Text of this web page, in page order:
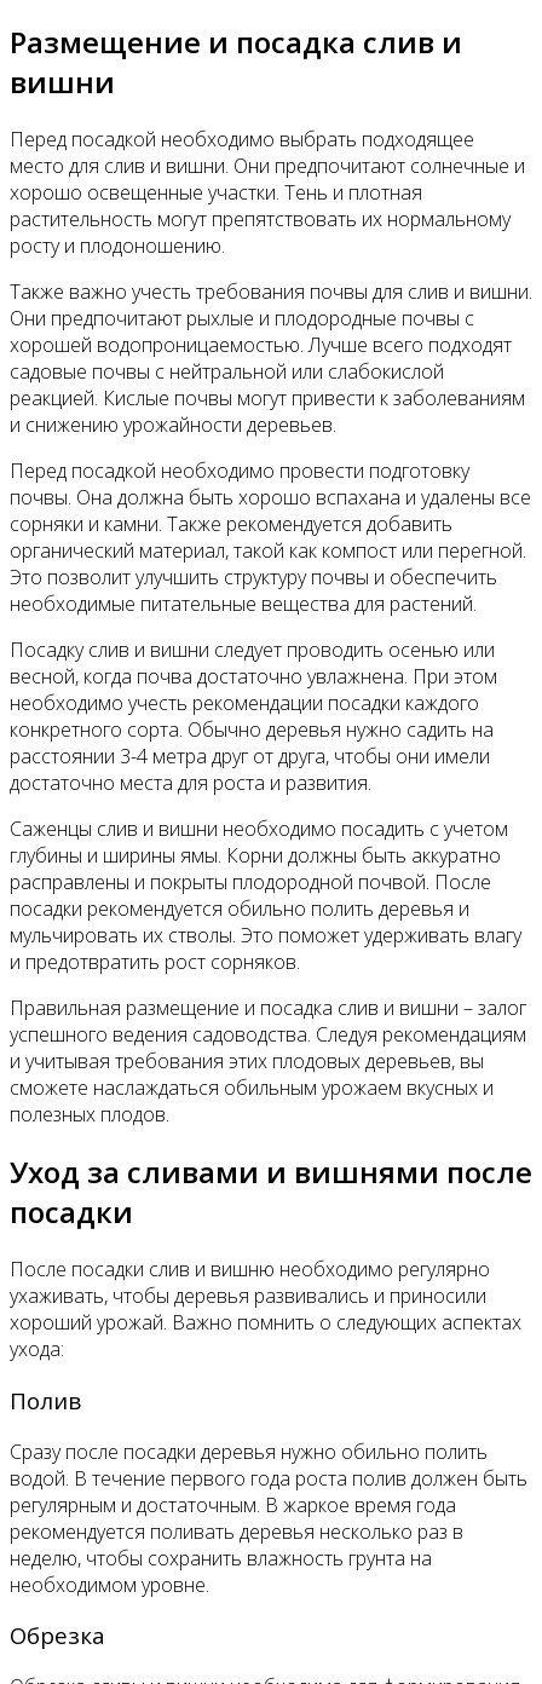
Размещение и посадка слив и
вишни
Перед посадкой необходимо выбрать подходящее
место для слив и вишни. Они предпочитают солнечные и
хорошо освещенные участки. Тень и плотная
растительность могут препятствовать их нормальному
росту и плодоношению.
Также важно учесть требования почвы для слив и вишни.
Они предпочитают рыхлые и плодородные почвы с
хорошей водопроницаемостью. Лучше всего подходят
садовые почвы с нейтральной или слабокислой
реакцией. Кислые почвы могут привести к заболеваниям
и снижению урожайности деревьев.
Перед посадкой необходимо провести подготовку
почвы. Она должна быть хорошо вспахана и удалены все
сорняки и камни. Также рекомендуется добавить
органический материал, такой как компост или перегной.
Это позволит улучшить структуру почвы и обеспечить
необходимые питательные вещества для растений.
Посадку слив и вишни следует проводить осенью или
весной, когда почва достаточно увлажнена. При этом
необходимо учесть рекомендации посадки каждого
конкретного сорта. Обычно деревья нужно садить на
расстоянии 3-4 метра друг от друга, чтобы они имели
достаточно места для роста и развития.
Саженцы слив и вишни необходимо посадить с учетом
глубины и ширины ямы. Корни должны быть аккуратно
расправлены и покрыты плодородной почвой. После
посадки рекомендуется обильно полить деревья и
мульчировать их стволы. Это поможет удерживать влагу
и предотвратить рост сорняков.
Правильная размещение и посадка слив и вишни – залог
успешного ведения садоводства. Следуя рекомендациям
и учитывая требования этих плодовых деревьев, вы
сможете наслаждаться обильным урожаем вкусных и
полезных плодов.
Уход за сливами и вишнями после
посадки
После посадки слив и вишню необходимо регулярно
ухаживать, чтобы деревья развивались и приносили
хороший урожай. Важно помнить о следующих аспектах
ухода:
Полив
Сразу после посадки деревья нужно обильно полить
водой. В течение первого года роста полив должен быть
регулярным и достаточным. В жаркое время года
рекомендуется поливать деревья несколько раз в
неделю, чтобы сохранить влажность грунта на
необходимом уровне.
Обрезка